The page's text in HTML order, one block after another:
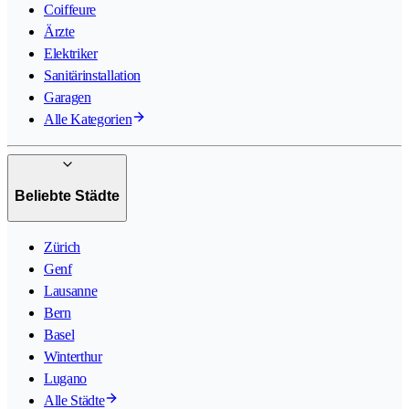
Coiffeure
Ärzte
Elektriker
Sanitärinstallation
Garagen
Alle Kategorien
Beliebte Städte
Zürich
Genf
Lausanne
Bern
Basel
Winterthur
Lugano
Alle Städte